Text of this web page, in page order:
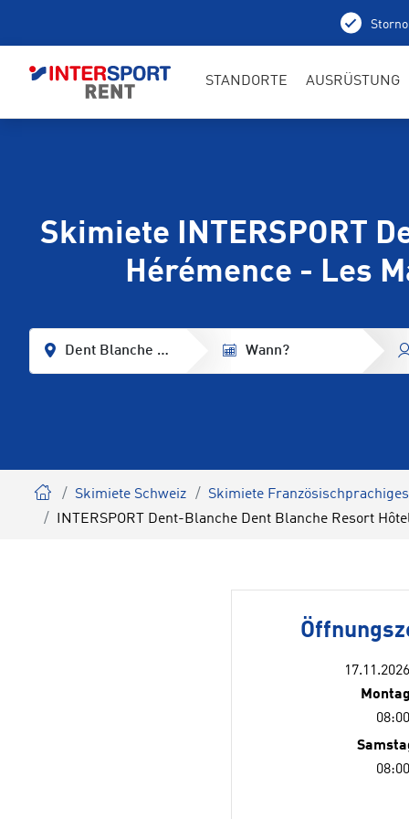
STANDORTE AUSRÜSTUNG
Skimiete INTERSPORT
Hérémence - Les
Dent Blanche Resort Hôtel und Spa Les 4 Vallées
Wann?
Skimiete Schweiz
Skimiete
INTERSPORT Dent-Blanche Dent Blanche Resort